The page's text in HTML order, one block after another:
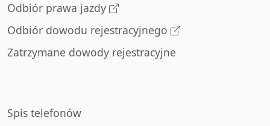
Odbiór prawa jazdy
Odbiór dowodu rejestracyjnego
Zatrzymane dowody rejestracyjne
Spis telefonów